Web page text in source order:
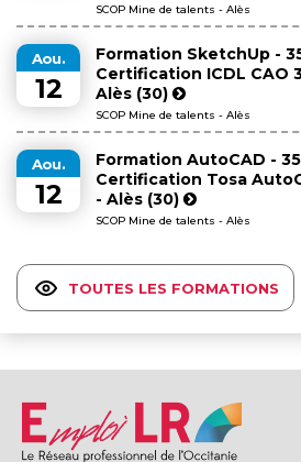
SCOP Mine de talents - Alès
Aou.
12
Formation SketchUp -
Certification ICDL CAO
Alès (30)
SCOP Mine de talents - Alès
Aou.
12
Formation AutoCAD -
Certification Tosa
- Alès (30)
SCOP Mine de talents - Alès
TOUTES LES FORMATIONS